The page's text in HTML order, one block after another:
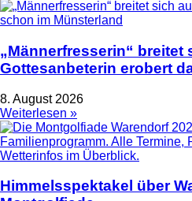
„Männerfresserin“ breitet
Gottesanbeterin erobert
8. August 2026
Weiterlesen »
Himmelsspektakel über